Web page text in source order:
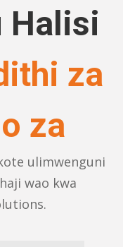
Halisi
za
za
ulimwenguni
wao kwa